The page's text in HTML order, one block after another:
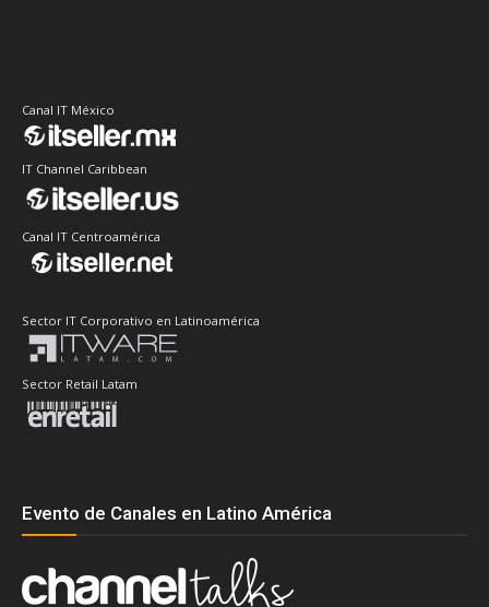
Canal IT México
IT Channel Caribbean
Canal IT Centroamérica
Sector IT Corporativo en Latinoamérica
Sector Retail Latam
Evento de Canales en Latino América